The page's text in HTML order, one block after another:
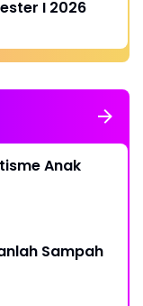
I 2026
Anak
Sampah